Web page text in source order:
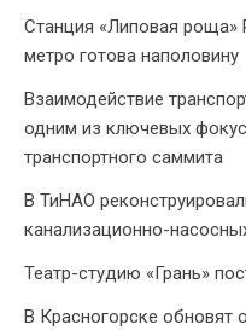
Станция «Липовая роща»
метро готова наполовину
Взаимодействие
одним из ключевых
транспортного саммита
В ТиНАО
канализационно-
Театр-студию «Грань»
В Красногорске обновят